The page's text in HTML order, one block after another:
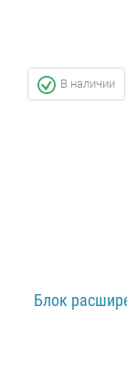
В наличии
Блок